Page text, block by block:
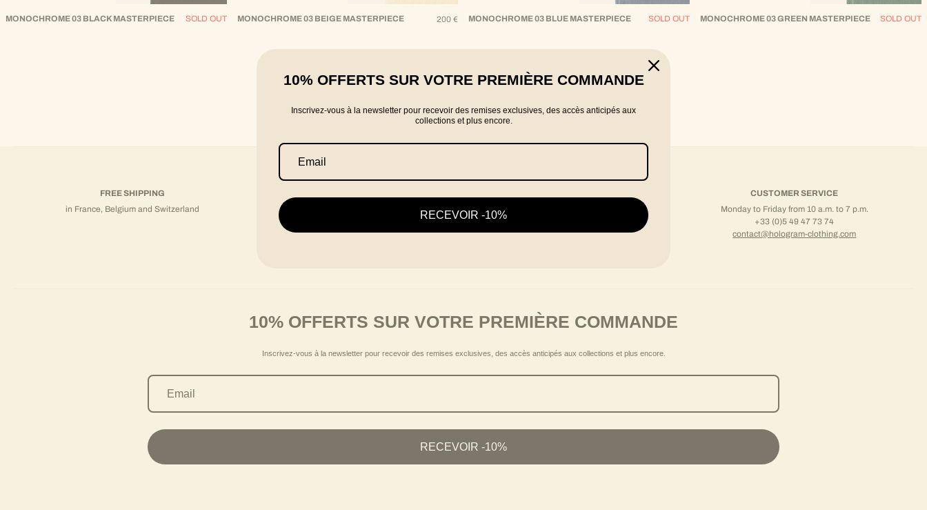
MONOCHROME 03 BLACK MASTERPIECE SOLD OUT MONOCHROME 03 BEIGE MASTERPIECE
Regular
200 € MONOCHROME 03 BLUE MASTERPIECE SOLD OUT MONOCHROME 03 GREEN MASTERPIECE SOLD OUT
Showing items 1-4 of 4.
FREE SHIPPING
in France, Belgium and Switzerland
you have 14 days to return or exchange
and several times free of charge available
CUSTOMER SERVICE
Monday to Friday from 10 a.m. to 7 p.m.
+33 (0)5 49 47 73 74
contact@hologram-clothing.com
10% OFFERTS SUR VOTRE PREMIÈRE COMMANDE
Inscrivez-vous à la newsletter pour recevoir des remises exclusives, des accès anticipés aux collections et plus encore.
RECEVOIR -10%
10% OFFERTS SUR VOTRE PREMIÈRE COMMANDE
Inscrivez-vous à la newsletter pour recevoir des remises exclusives, des accès anticipés aux
collections et plus encore.
RECEVOIR -10%